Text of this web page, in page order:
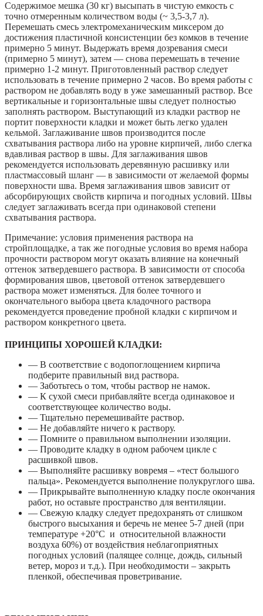
Содержимое мешка (30 кг) высыпать в чистую емкость с
точно отмеренным количеством воды (~ 3,5-3,7 л).
Перемешать смесь электромеханическим миксером до
достижения пластичной консистенции без комков в течение
примерно 5 минут. Выдержать время дозревания смеси
(примерно 5 минут), затем — снова перемешать в течение
примерно 1-2 минут. Приготовленный раствор следует
использовать в течение примерно 2 часов. Во время работы с
раствором не добавлять воду в уже замешанный раствор. Все
вертикальные и горизонтальные швы следует полностью
заполнять раствором. Выступающий из кладки раствор не
портит поверхности кладки и может быть легко удален
кельмой. Заглаживание швов производится после
схватывания раствора либо на уровне кирпичей, либо слегка
вдавливая раствор в швы. Для заглаживания швов
рекомендуется использовать деревянную расшивку или
пластмассовый шланг — в зависимости от желаемой формы
поверхности шва. Время заглаживания швов зависит от
абсорбирующих свойств кирпича и погодных условий. Швы
следует заглаживать всегда при одинаковой степени
схватывания раствора.
Примечание: условия применения раствора на
стройплощадке, а так же погодные условия во время набора
прочности раствором могут оказать влияние на конечный
оттенок затвердевшего раствора. В зависимости от способа
формирования швов, цветовой оттенок затвердевшего
раствора может изменяться. Для более точного и
окончательного выбора цвета кладочного раствора
рекомендуется проведение пробной кладки с кирпичом и
раствором конкретного цвета.
ПРИНЦИПЫ ХОРОШЕЙ КЛАДКИ:
— В соответствие с водопоглощением кирпича
подберите правильный вид раствора.
— Заботьтесь о том, чтобы раствор не намок.
— К сухой смеси прибавляйте всегда одинаковое и
соответствующее количество воды.
— Тщательно перемешивайте раствор.
— Не добавляйте ничего к раствору.
— Помните о правильном выполнении изоляции.
— Проводите кладку в одном рабочем цикле с
расшивкой швов.
— Выполняйте расшивку вовремя – «тест большого
пальца». Рекомендуется выполнение полукруглого шва.
— Прикрывайте выполненную кладку после окончания
работ, но оставьте пространство для вентиляции.
— Свежую кладку следует предохранять от слишком
быстрого высыхания и беречь не менее 5-7 дней (при
температуре +20°С и относительной влажности
воздуха 60%) от воздействия неблагоприятных
погодных условий (палящее солнце, дождь, сильный
ветер, мороз и т.д.). При необходимости – закрыть
пленкой, обеспечивая проветривание.